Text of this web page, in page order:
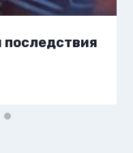
последствия